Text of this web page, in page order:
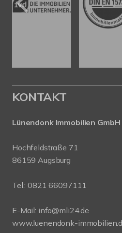
KONTAKT
Lünendonk Immobilien GmbH
Hochfeldstraße 71
86159 Augsburg
Tel.: 0821 66097111
E-Mail: info@mli24.de
www.luenendonk-